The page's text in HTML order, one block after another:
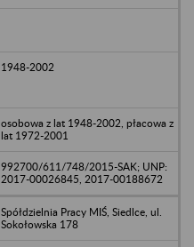
1948-2002
osobowa z lat 1948-2002, płacowa z
lat 1972-2001
992700/611/748/2015-SAK; UNP:
2017-00026845, 2017-00188672
Spółdzielnia Pracy MIŚ, Siedlce, ul.
Sokołowska 178